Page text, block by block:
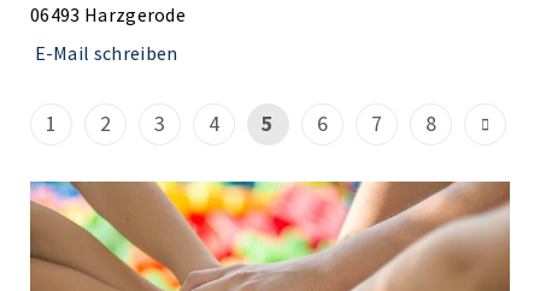
06493 Harzgerode
E-Mail schreiben
1 2 3 4 5 6 7 8